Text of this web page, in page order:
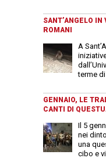
SANT’ANGELO IN
ROMANI
A
terme
GENNAIO, LE
CANTI DI
Il 5
nei
una
cibo e